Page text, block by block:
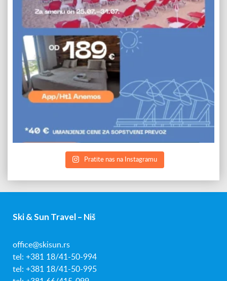
Pratite nas na Instagramu
Ski & Sun Travel – Niš
office@skisun.rs
tel: +381 18/41-50-994
tel: +381 18/41-50-995